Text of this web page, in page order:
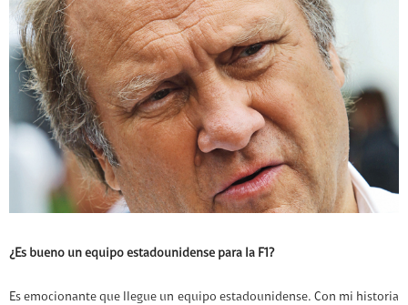
¿Es bueno un equipo estadounidense para la F1?
Es emocionante que llegue un equipo estadounidense. Con mi historia